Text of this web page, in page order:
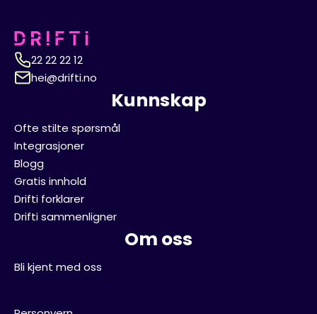
22 22 22 12
hei@drifti.no
Kunnskap
Ofte stilte spørsmål
Integrasjoner
Blogg
Gratis innhold
Drifti forklarer
Drifti sammenligner
Om oss
Bli kjent med oss